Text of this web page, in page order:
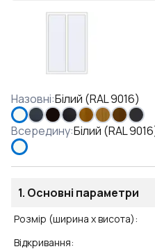
Назовні:Білий (RAL 9016)
Всередину:Білий (RAL
1. Основні параметри
Розмір (ширина x висота):
Відкривання: